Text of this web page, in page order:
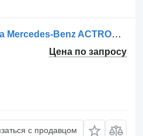
Осушитель воздуха Knorr-Bremse A0014465364 для грузовика Mercedes-Benz ACTROS MP4
Цена по запросу
с продавцом